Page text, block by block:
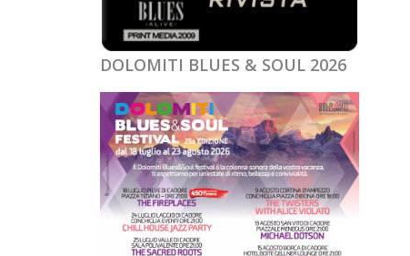
DOLOMITI BLUES & SOUL 2026